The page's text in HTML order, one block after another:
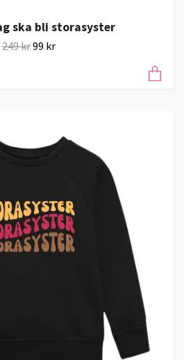
ska bli storasyster
249 kr99 kr